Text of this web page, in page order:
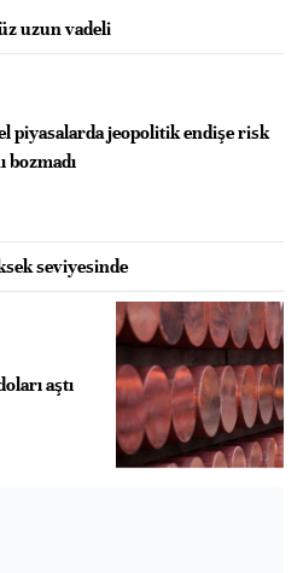
uzun vadeli
piyasalarda jeopolitik endişe risk
bozmadı
seviyesinde
aştı